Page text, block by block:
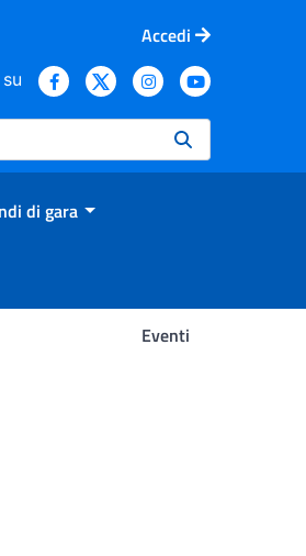
Accedi
di gara
Eventi